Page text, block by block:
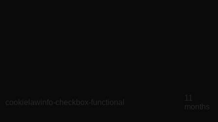
cookielawinfo-checkbox-functional
11
months